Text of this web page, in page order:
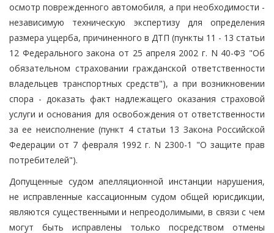
осмотр поврежденного автомобиля, а при необходимости -
независимую техническую экспертизу для определения
размера ущерба, причиненного в ДТП (пункты 11 - 13 статьи
12 Федерального закона от 25 апреля 2002 г. N 40-ФЗ "Об
обязательном страховании гражданской ответственности
владельцев транспортных средств"), а при возникновении
спора - доказать факт надлежащего оказания страховой
услуги и основания для освобождения от ответственности
за ее неисполнение (пункт 4 статьи 13 Закона Российской
Федерации от 7 февраля 1992 г. N 2300-1 "О защите прав
потребителей").
Допущенные судом апелляционной инстанции нарушения,
не исправленные кассационным судом общей юрисдикции,
являются существенными и непреодолимыми, в связи с чем
могут быть исправлены только посредством отмены